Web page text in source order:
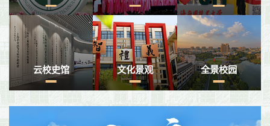
云校史馆 文化景观 全景校园